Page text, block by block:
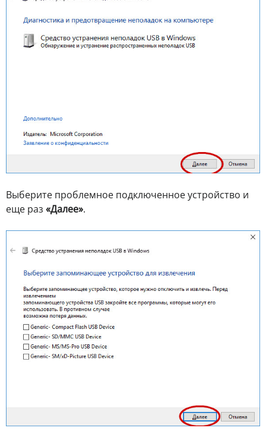
Выберите проблемное подключенное устройство и
еще раз «Далее».